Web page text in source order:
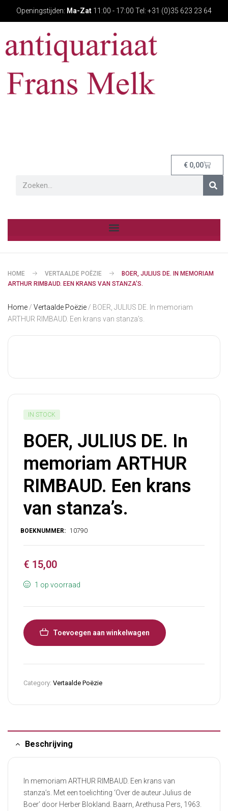
Openingstijden: Ma-Zat 11:00 - 17:00 Tel: +31 (0)35 623 23 64
€ 0,00
HOME VERTAALDE POËZIE
BOER, JULIUS DE. IN MEMORIAM
ARTHUR RIMBAUD. EEN KRANS VAN STANZA’S.
Home / Vertaalde Poëzie / BOER, JULIUS DE. In memoriam
ARTHUR RIMBAUD. Een krans van stanza’s.
IN STOCK
BOER, JULIUS DE. In
memoriam ARTHUR
RIMBAUD. Een krans
van stanza’s.
€ 15,00
1 op voorraad
Toevoegen aan winkelwagen
Category: Vertaalde Poëzie
Beschrijving
In memoriam ARTHUR RIMBAUD. Een krans van
stanza’s. Met een toelichting ‘Over de auteur Julius de
Boer’ door Herber Blokland. Baarn, Arethusa Pers, 1963.